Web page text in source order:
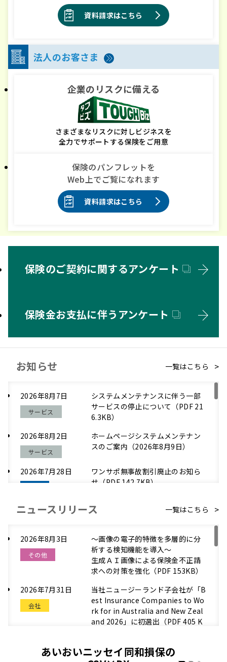
資料請求はこちら
法人のお客さま
企業のリスクに備える
さまざまなリスクに対しビジネスを
全力でサポートする保険をご用意
保険のパンフレットを
Web上でご覧になれます
資料請求はこちら
保険のご契約に関するアンケート
保険金お支払に伴うアンケート
お知らせ 一覧はこちら
2026年8月7日
サービス
システムメンテナンスに伴う一部
サービスの停止について（PDF 21
6.3KB）
2026年8月2日
サービス
ホームページシステムメンテナン
スのご案内（2026年8月9日）
2026年7月28日
ワンサポ無事故割引廃止のお知ら
せ（PDF 142.7KB）
2026年7月27日
「タフ・見守るクルマの保険Ｎｅ
B）
2026年7月24日
「タフ・見守るクルマの保険Ｎｅ
ｘＴ」アプリの不具合発生（Andr
2026年6月18日
人事
役員就任挨拶状（PDF 183.8KB）
を制定します（PDF 363.3KB）
ニュースリリース 一覧はこちら
2026年8月3日
その他
～画像の電子的特徴を多層的に分
析する検知機能を導入～
生成ＡＩ画像による保険金不正請
求への対策を強化（PDF 153KB）
2026年7月31日
会社
当社ニュージーランド子会社が「B
est Insurance Companies to Wo
rk for in Australia and New Zeal
and 2026」に初選出（PDF 405 K
2026年7月31日
当社所属の5選手が国際大会の日本
あいおいニッセイ同和損保の